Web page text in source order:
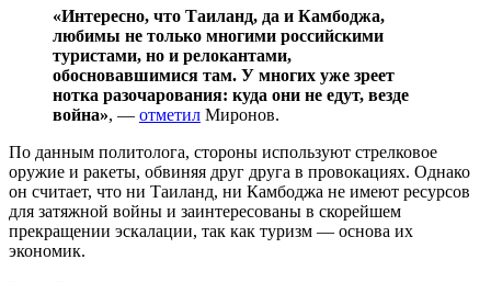
«Интересно, что Таиланд, да и Камбоджа,
любимы не только многими российскими
туристами, но и релокантами,
обосновавшимися там. У многих уже зреет
нотка разочарования: куда они не едут, везде
война», — отметил Миронов.
По данным политолога, стороны используют стрелковое
оружие и ракеты, обвиняя друг друга в провокациях. Однако
он считает, что ни Таиланд, ни Камбоджа не имеют ресурсов
для затяжной войны и заинтересованы в скорейшем
прекращении эскалации, так как туризм — основа их
экономик.